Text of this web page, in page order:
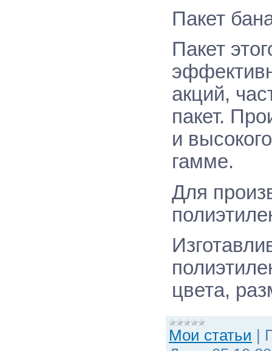
Пакет
Пакет
акций,
пакет.
и
гамме.
Для
цвета,
Мои статьи |